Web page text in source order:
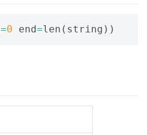
=0 end=len ( string ))